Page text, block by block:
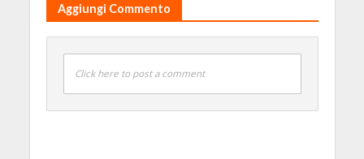
Aggiungi Commento
Click here to post a comment